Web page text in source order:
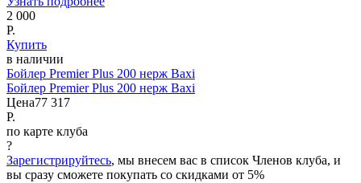
2 000
Р.
Купить
в наличии
Бойлер Premier Plus 200 нерж Baxi
Бойлер Premier Plus 200 нерж Baxi
Цена77 317
Р.
по карте клуба
?
Зарегистрируйтесь, мы внесем вас в список Членов клуба, и
вы сразу сможете покупать со скидками от 5%